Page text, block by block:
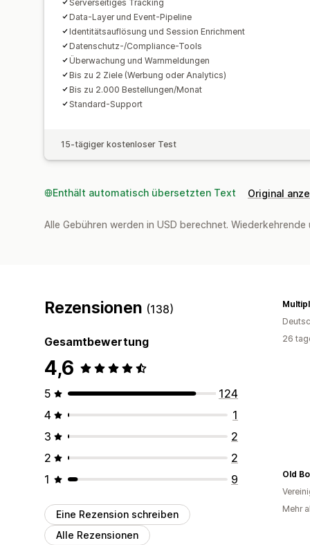
Serverseitiges Tracking
Data-Layer und Event-Pipeline
Identitätsauflösung und Session Enrichment
Datenschutz-/Compliance-Tools
Überwachung und Warnmeldungen
Bis zu 2 Ziele (Werbung oder Analytics)
Bis zu 2.000 Bestellungen/Monat
Standard-Support
15-tägiger kostenloser Test
Enthält automatisch übersetzten Text Original
Alle Gebühren werden in USD berechnet.
Rezensionen (138)
Gesamtbewertung
4,6
5
124
4
1
3
2
2
2
1
9
Eine Rezension schreiben
Alle Rezensionen
26
Old
Mehr